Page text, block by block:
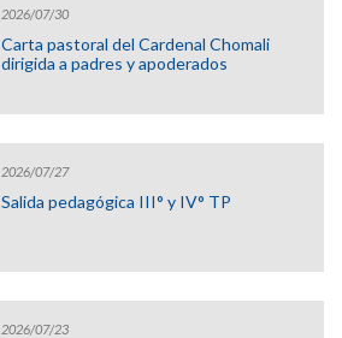
2026/07/30
Carta pastoral del Cardenal Chomali
dirigida a padres y apoderados
2026/07/27
Salida pedagógica III° y IV° TP
2026/07/23